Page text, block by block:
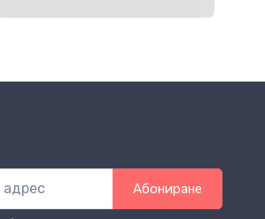
Абониране